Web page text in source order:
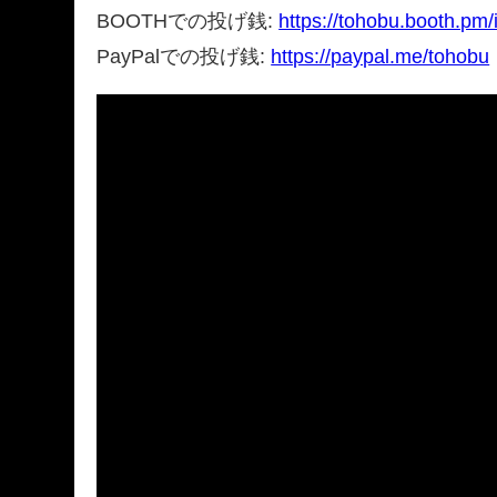
BOOTHでの投げ銭: https://
PayPalでの投げ銭: https://paypal.me/tohobu